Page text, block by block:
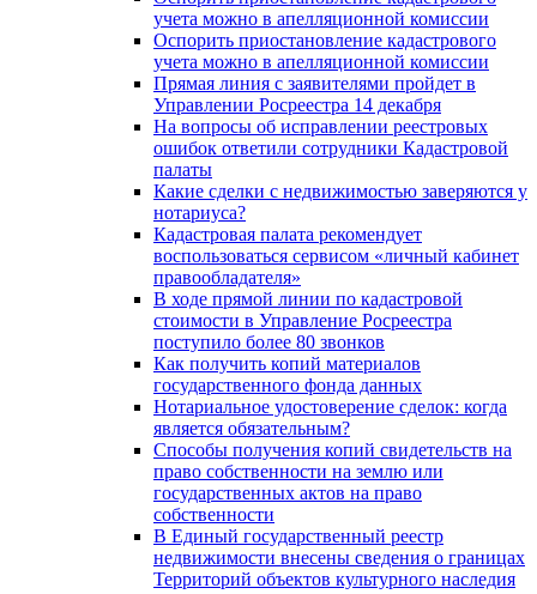
учета можно в апелляционной комиссии
Оспорить приостановление кадастрового
учета можно в апелляционной комиссии
Прямая линия с заявителями пройдет в
Управлении Росреестра 14 декабря
На вопросы об исправлении реестровых
ошибок ответили сотрудники Кадастровой
палаты
Какие сделки с недвижимостью заверяются у
нотариуса?
Кадастровая палата рекомендует
воспользоваться сервисом «личный кабинет
правообладателя»
В ходе прямой линии по кадастровой
стоимости в Управление Росреестра
поступило более 80 звонков
Как получить копий материалов
государственного фонда данных
Нотариальное удостоверение сделок: когда
является обязательным?
Способы получения копий свидетельств на
право собственности на землю или
государственных актов на право
собственности
В Единый государственный реестр
недвижимости внесены сведения о границах
Территорий объектов культурного наследия